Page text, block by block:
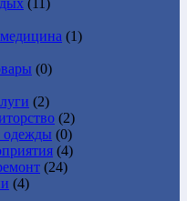
(11)
(1)
(0)
(2)
(2)
(0)
(4)
(24)
(4)